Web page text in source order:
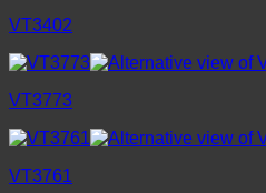
VT3402
VT3773
VT3761